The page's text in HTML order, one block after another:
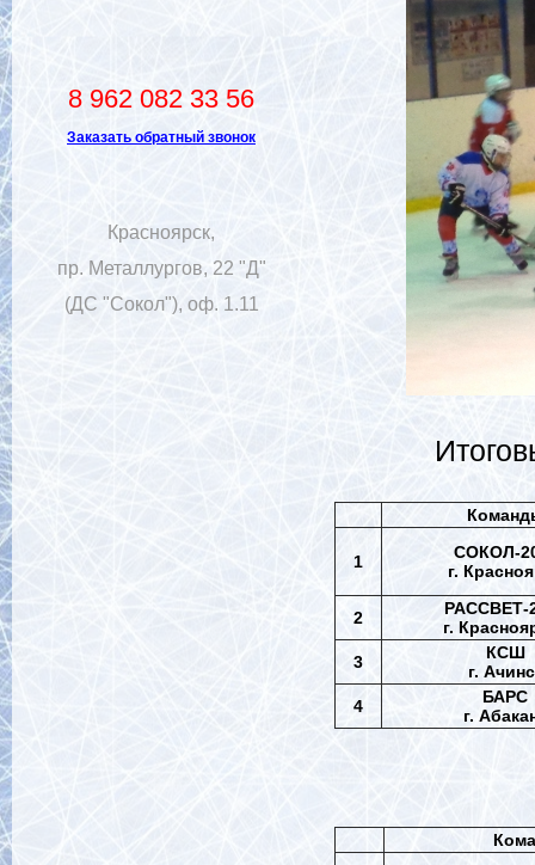
8 962 082 33 56
Заказать обратный звонок
Красноярск,
пр. Металлургов, 22 "Д"
(ДС "Сокол"), оф. 1.11
Итоговые
1
СОКОЛ-
г.
2
РАССВЕТ-
г.
3
КСШ
г.
4
БАРС
г.